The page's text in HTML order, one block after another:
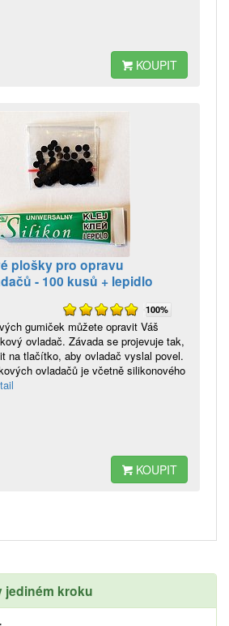
KOUPIT
plošky pro opravu
- 100 kusů + lepidlo
100%
gumiček můžete opravit Váš
ovladač. Závada se projevuje tak,
na tlačítko, aby ovladač vyslal povel.
ovladačů je včetně silikonového
KOUPIT
jediném kroku